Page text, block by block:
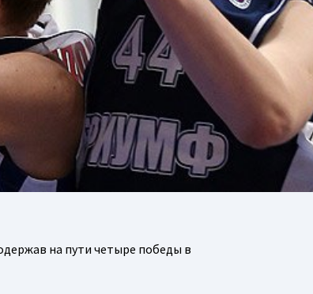
на пути четыре победы в